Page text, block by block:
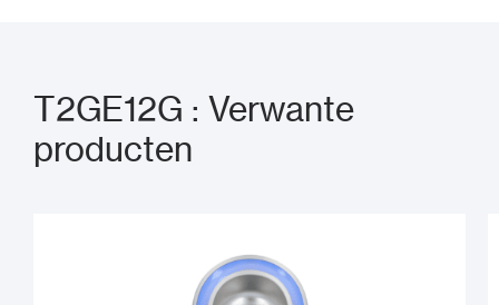
T2GE12G : Verwante
producten